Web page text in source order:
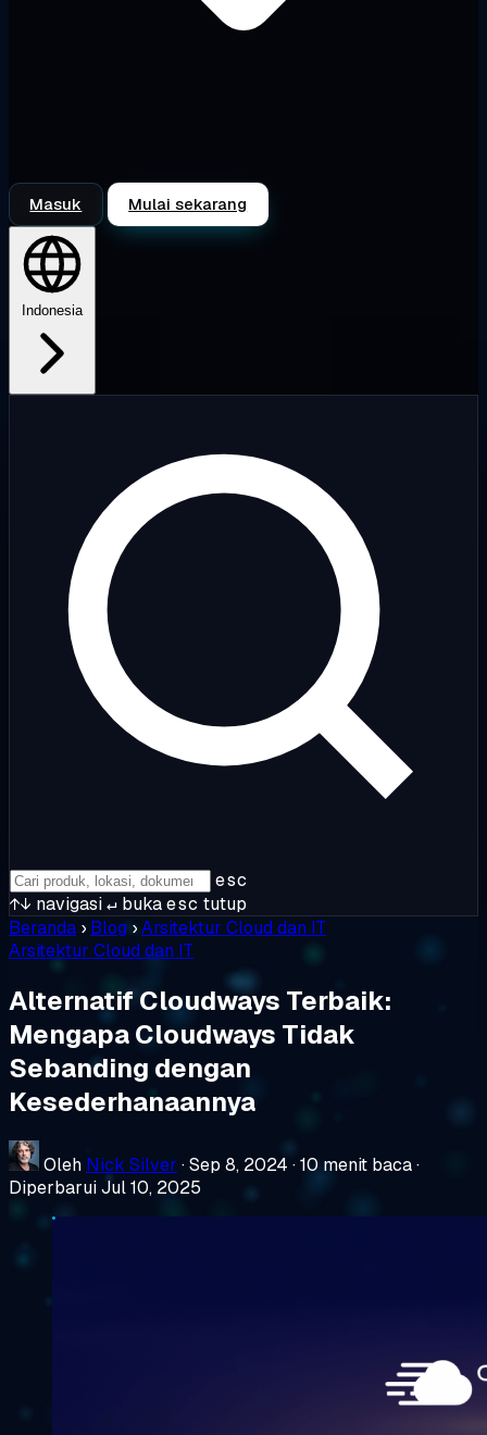
Masuk Mulai sekarang
Indonesia
esc
↑↓ navigasi↵ bukaesc tutup
Beranda › Blog ›Arsitektur Cloud dan IT
Arsitektur Cloud dan IT
Alternatif Cloudways Terbaik:
Mengapa Cloudways Tidak
Sebanding dengan
Kesederhanaannya
Oleh Nick Silver ·Sep 8, 2024 ·10 menit baca·
Diperbarui Jul 10, 2025